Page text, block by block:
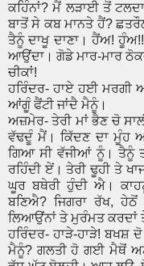
ਕਹਿੰਨਾਂ? ਮੈਂ ਲੜਾਈ ਤੋਂ
ਬਾਤੋਂ ਸੇ ਕਬ ਮਾਨਤੇ ਹੈਂ?
ਤੈਨੂੰ ਦਾਖੂ ਦਾਣਾ। ਹੈਂਅ!
ਆਉਂਦਾ। ਗੋਡੇ ਮਾਰ-ਮਾਰ
ਚੀਕਾਂ!
ਹਰਿੰਦਰ- ਹਾਏ ਹਈ ਮਰਗੀ
ਆਂਗੂੰ ਫੈਂਟੀ ਜਾਂਦੈ ਮੈਨੂੰ।
ਅਜ਼ਮੇਰ- ਤੇਰੀ ਮਾਂ ਭੈਣ ਚੋ
ਵੱਢਦੂੰ ਮੈਂ। ਕਿੱਦਣ ਦਾ ਮੂੰਹ
ਗਿਆ ਸੀ ਵੱਜੀਆਂ ਨੂੰ। ਤੈਨੂੰ
ਰਹਿੰਦੀ ਏਂ। ਤੇਰੀ ਢੂਹੀ ਤੇ
ਘੂਰ ਬਥੇਰੀ ਹੁੰਦੀ ਐ।
ਬਣਿਐ? ਜਿਗਰਾ ਰੱਖ,
ਲਿਆਉਂਨਾਂ ਤੇ ਮੁਰੰਮਤ ਕਰਦਾਂ
ਹਰਿੰਦਰ- ਹਾੜੇ-ਹਾੜੇ! ਬਖਸ਼
ਮੈਨੂੰ? ਗਲਤੀ ਹੋ ਗਈ ਮੈਥੋਂ